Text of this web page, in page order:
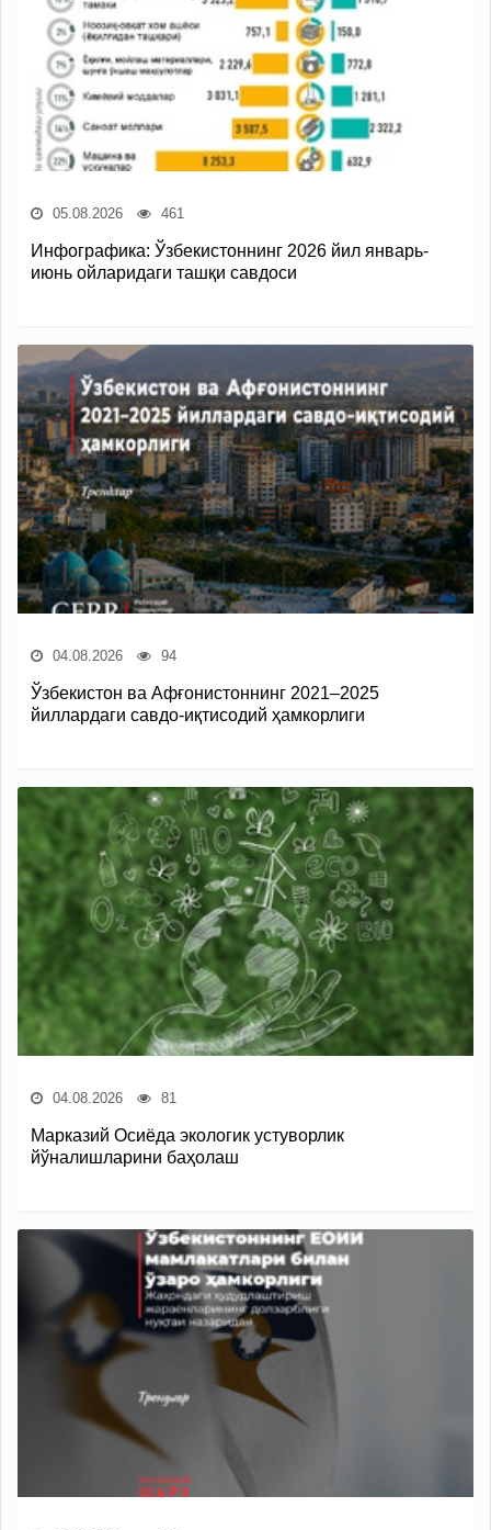
05.08.2026 461
Инфографика: Ўзбекистоннинг 2026 йил январь-
июнь ойларидаги ташқи савдоси
04.08.2026 94
Ўзбекистон ва Афғонистоннинг 2021–2025
йиллардаги савдо-иқтисодий ҳамкорлиги
04.08.2026 81
Марказий Осиёда экологик устуворлик
йўналишларини баҳолаш